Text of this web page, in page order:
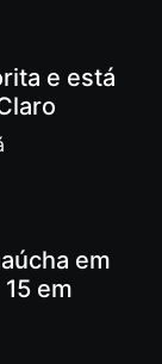
e está
em
em